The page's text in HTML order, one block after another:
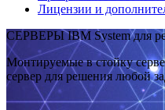
Лицензии и
СЕРВЕРЫ IBM System для
Монтируемые в стойку
сервер для решения любой